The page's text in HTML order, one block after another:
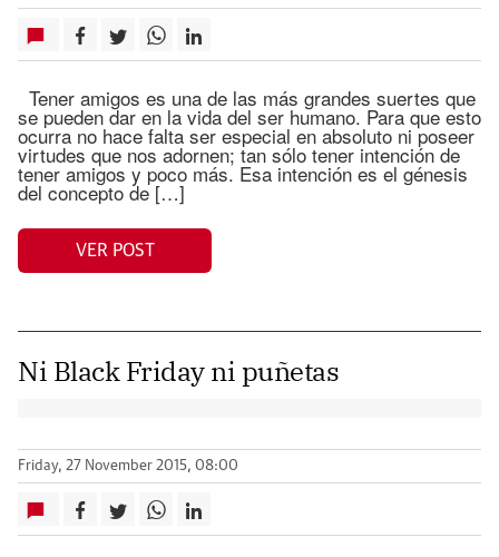
Tener amigos es una de las más grandes suertes que
se pueden dar en la vida del ser humano. Para que esto
ocurra no hace falta ser especial en absoluto ni poseer
virtudes que nos adornen; tan sólo tener intención de
tener amigos y poco más. Esa intención es el génesis
del concepto de […]
VER POST
Ni Black Friday ni puñetas
Friday, 27 November 2015, 08:00